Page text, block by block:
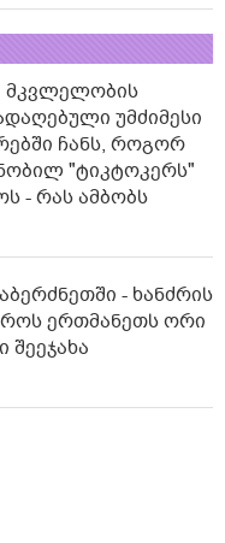
მკვლელობის
უმძიმესი
ჩანს, როგორ
"ტიკტოკერს"
- რას ამბობს
- ხანძრის
ერთმანეთს ორი